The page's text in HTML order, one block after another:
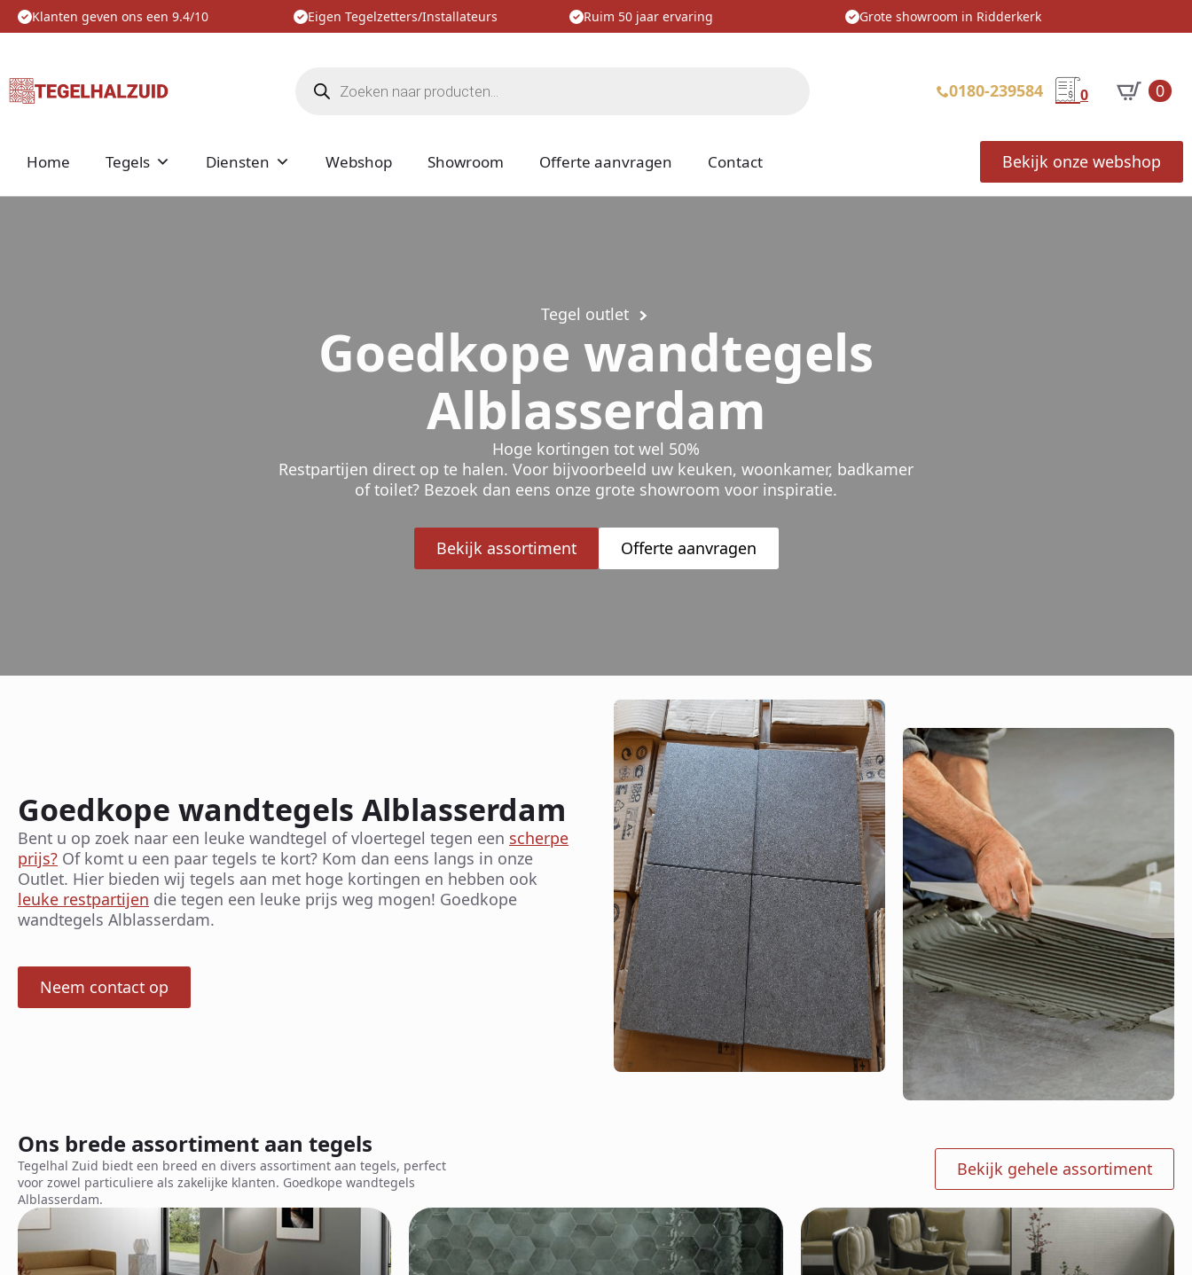
Klanten geven ons een 9.4/10 Eigen Tegelzetters/Installateurs Ruim 50 jaar ervaring Grote showroom in Ridderkerk
zoeken
0180-239584 0 0
Home Tegels Diensten Webshop Showroom Offerte aanvragen Contact Bekijk onze webshop
Tegel outlet
Goedkope wandtegels
Alblasserdam
Hoge kortingen tot wel 50%
Restpartijen direct op te halen. Voor bijvoorbeeld uw keuken, woonkamer, badkamer
of toilet? Bezoek dan eens onze grote showroom voor inspiratie.
Bekijk assortiment Offerte aanvragen
Goedkope wandtegels Alblasserdam
Bent u op zoek naar een leuke wandtegel of vloertegel tegen een scherpe
prijs? Of komt u een paar tegels te kort? Kom dan eens langs in onze
Outlet. Hier bieden wij tegels aan met hoge kortingen en hebben ook
leuke restpartijen die tegen een leuke prijs weg mogen! Goedkope
wandtegels Alblasserdam.
Neem contact op
Ons brede assortiment aan tegels
Tegelhal Zuid biedt een breed en divers assortiment aan tegels, perfect
voor zowel particuliere als zakelijke klanten. Goedkope wandtegels
Alblasserdam.
Bekijk gehele assortiment